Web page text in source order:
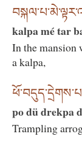
kalpa mé tar
In the mansion
a kalpa,
po dü drekpa
Trampling